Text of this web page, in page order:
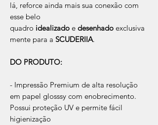
lá, reforce ainda mais sua conexão com
esse belo
quadro idealizado e desenhado exclusiva
mente para a SCUDERIIA.
DO PRODUTO:
- Impressão Premium de alta resolução
em papel glosssy com enobrecimento.
Possui proteção UV e permite fácil
higienização